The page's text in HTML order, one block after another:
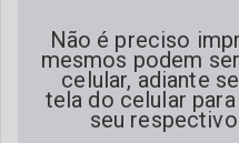
Não é preciso
mesmos podem
celular, adiante
tela do celular
seu